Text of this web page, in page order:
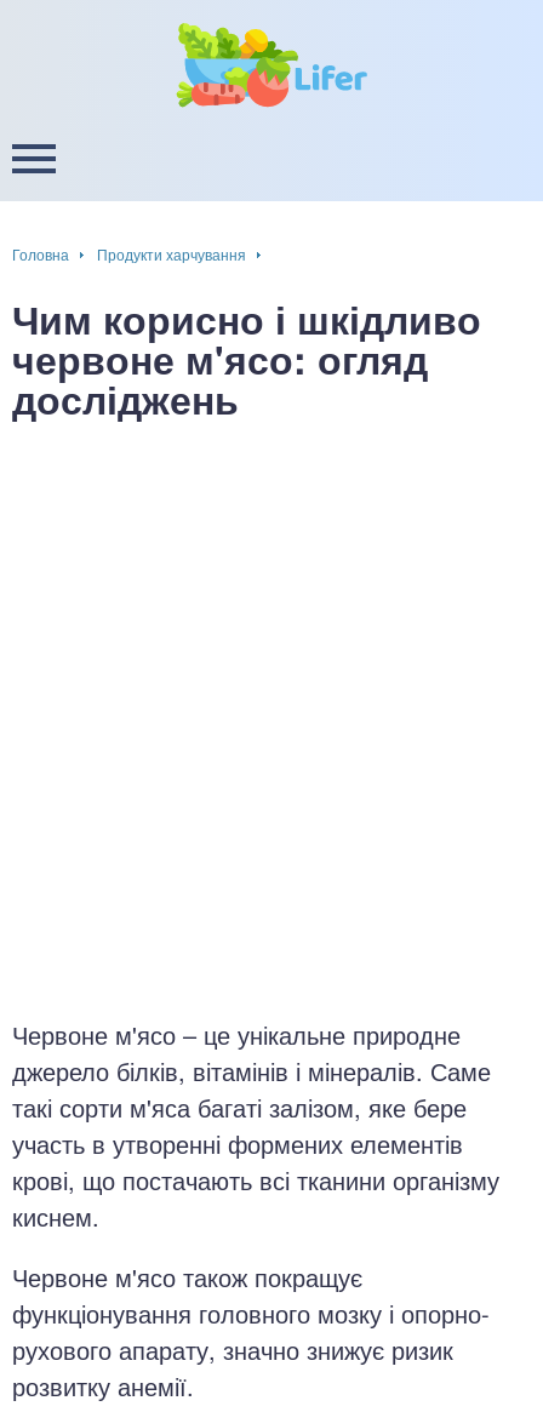
Головна Продукти харчування
Чим корисно і шкідливо
червоне м'ясо: огляд
досліджень
Червоне м'ясо – це унікальне природне
джерело білків, вітамінів і мінералів. Саме
такі сорти м'яса багаті залізом, яке бере
участь в утворенні формених елементів
крові, що постачають всі тканини організму
киснем.
Червоне м'ясо також покращує
функціонування головного мозку і опорно-
рухового апарату, значно знижує ризик
розвитку анемії.
/ звуження судин
енергії, уваги